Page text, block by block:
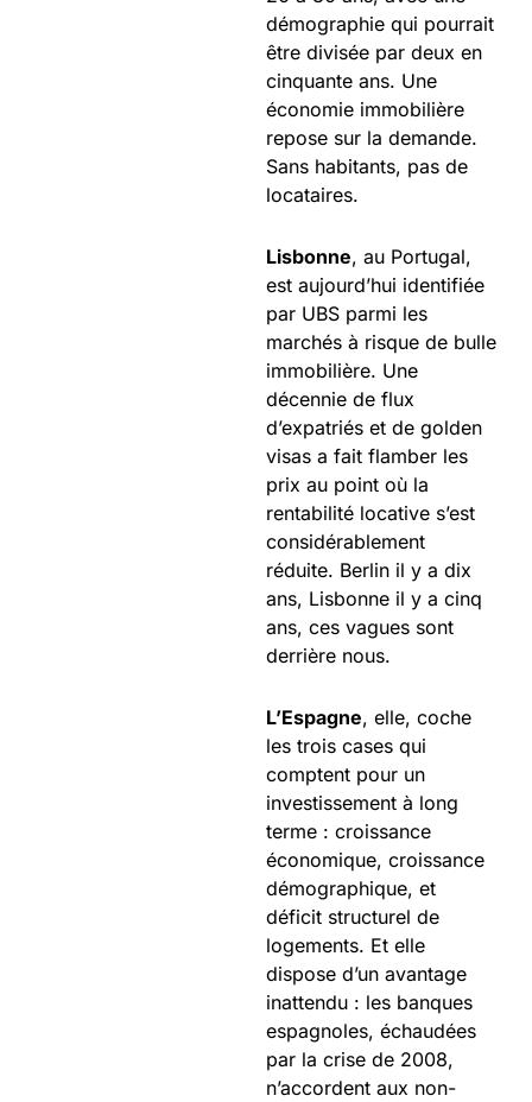
démographie qui pourrait
être divisée par deux en
cinquante ans. Une
économie immobilière
repose sur la demande.
Sans habitants, pas de
locataires.
Lisbonne, au Portugal,
est aujourd’hui identifiée
par UBS parmi les
marchés à risque de bulle
immobilière. Une
décennie de flux
d’expatriés et de golden
visas a fait flamber les
prix au point où la
rentabilité locative s’est
considérablement
réduite. Berlin il y a dix
ans, Lisbonne il y a cinq
ans, ces vagues sont
derrière nous.
L’Espagne, elle, coche
les trois cases qui
comptent pour un
investissement à long
terme : croissance
économique, croissance
démographique, et
déficit structurel de
logements. Et elle
dispose d’un avantage
inattendu : les banques
espagnoles, échaudées
par la crise de 2008,
n’accordent aux non-